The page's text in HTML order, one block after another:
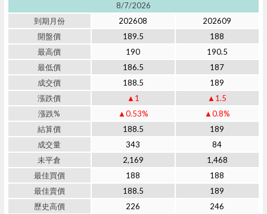
8/7/2026
到期月份
202608
202609
開盤價
189.5
188
最高價
190
190.5
最低價
186.5
187
成交價
188.5
189
漲跌價
▲1
▲1.5
漲跌%
▲0.53%
▲0.8%
結算價
188.5
189
成交量
343
84
未平倉
2,169
1,468
最佳買價
188
188
最佳賣價
188.5
189
歷史高價
226
246